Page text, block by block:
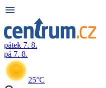
pátek 7. 8.
pá 7. 8.
25°C